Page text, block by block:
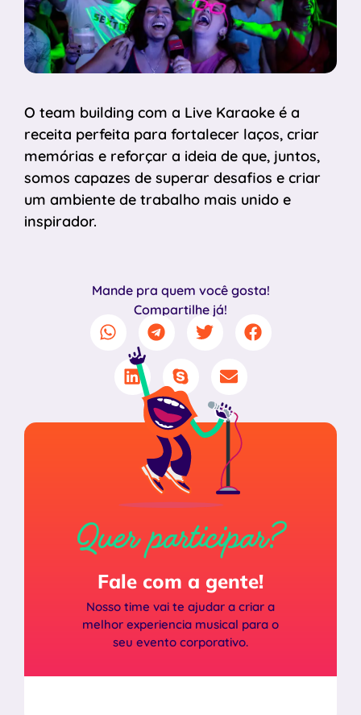
O team building com a Live Karaoke é a
receita perfeita para fortalecer laços, criar
memórias e reforçar a ideia de que, juntos,
somos capazes de superar desafios e criar
um ambiente de trabalho mais unido e
inspirador.
Mande pra quem você gosta!
Compartilhe já!
Quer participar?
Fale com a gente!
Nosso time vai te ajudar a criar a
melhor experiencia musical para o
seu evento corporativo.